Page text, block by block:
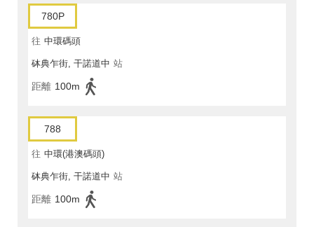
780P
往 中環碼頭
砵典乍街, 干諾道中 站
距離 100m
788
往 中環(港澳碼頭)
砵典乍街, 干諾道中 站
距離 100m